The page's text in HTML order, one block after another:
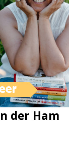
der Ham